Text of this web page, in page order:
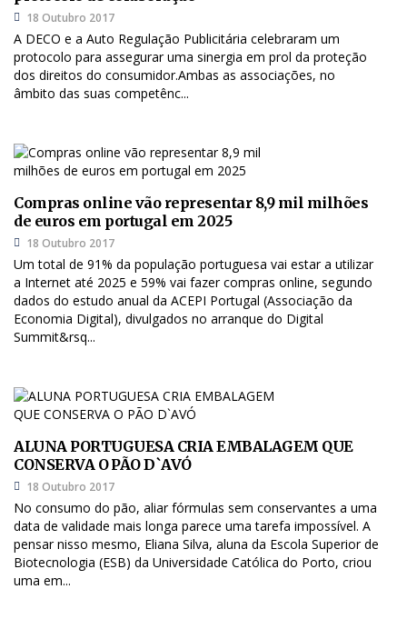
18 Outubro 2017
A DECO e a Auto Regulação Publicitária celebraram um
protocolo para assegurar uma sinergia em prol da proteção
dos direitos do consumidor.Ambas as associações, no
âmbito das suas competênc...
Compras online vão representar 8,9 mil milhões
de euros em portugal em 2025
18 Outubro 2017
Um total de 91% da população portuguesa vai estar a utilizar
a Internet até 2025 e 59% vai fazer compras online, segundo
dados do estudo anual da ACEPI Portugal (Associação da
Economia Digital), divulgados no arranque do Digital
Summit&rsq...
ALUNA PORTUGUESA CRIA EMBALAGEM QUE
CONSERVA O PÃO D`AVÓ
18 Outubro 2017
No consumo do pão, aliar fórmulas sem conservantes a uma
data de validade mais longa parece uma tarefa impossível. A
pensar nisso mesmo, Eliana Silva, aluna da Escola Superior de
Biotecnologia (ESB) da Universidade Católica do Porto, criou
uma em...